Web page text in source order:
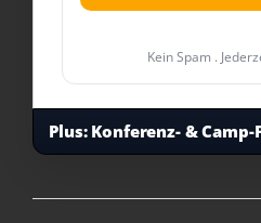
Kein Spam .
Plus:Konferenz- &